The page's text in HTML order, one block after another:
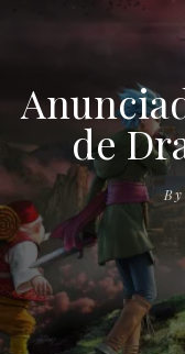
de
By